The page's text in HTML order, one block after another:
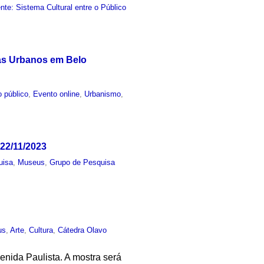
Sistema Cultural entre o Público
Urbanos em Belo
público Evento online Urbanismo
11/2023
Museus ,Grupo de Pesquisa
,Arte,Cultura,Cátedra Olavo
Paulista. A mostra será